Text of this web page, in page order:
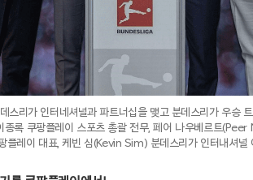
스리가 인터네셔널과 파트너십을 맺고 분데스리가 우
종록 쿠팡플레이 스포츠 총괄 전무, 페어 나우베르트
플레이 대표, 케빈 심(Kevin Sim) 분데스리가 인터내셔널